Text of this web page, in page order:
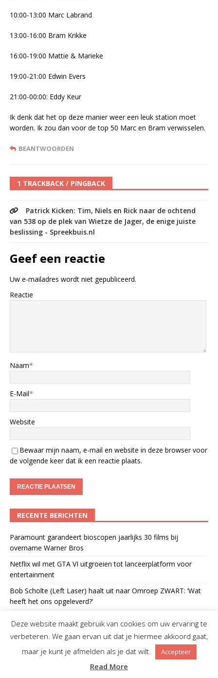
10:00-13:00 Marc Labrand
13:00-16:00 Bram Krikke
16:00-19:00 Mattie & Marieke
19:00-21:00 Edwin Evers
21:00-00:00: Eddy Keur
Ik denk dat het op deze manier weer een leuk station moet
worden. Ik zou dan voor de top 50 Marc en Bram verwisselen.
BEANTWOORDEN
1 TRACKBACK / PINGBACK
Patrick Kicken: Tim, Niels en Rick naar de ochtend
van 538 op de plek van Wietze de Jager, de enige juiste
beslissing - Spreekbuis.nl
Geef een reactie
Uw e-mailadres wordt niet gepubliceerd.
Reactie
Naam*
E-Mail*
Website
Bewaar mijn naam, e-mail en website in deze browser voor
de volgende keer dat ik een reactie plaats.
RECENTE BERICHTEN
Paramount garandeert bioscopen jaarlijks 30 films bij
overname Warner Bros
Netflix wil met GTA VI uitgroeien tot lanceerplatform voor
entertainment
Bob Scholte (Left Laser) haalt uit naar Omroep ZWART: ‘Wat
heeft het ons opgeleverd?’
Man ‘opgesloten’ in Netflix-billboard boven Sunset Boulevard
RECENTE REACTIES
Deze website maakt gebruik van cookies om uw ervaring te
verbeteren. We gaan ervan uit dat je hiermee akkoord gaat,
maar je kunt je afmelden als je dat wilt.
Accepteer
Read More